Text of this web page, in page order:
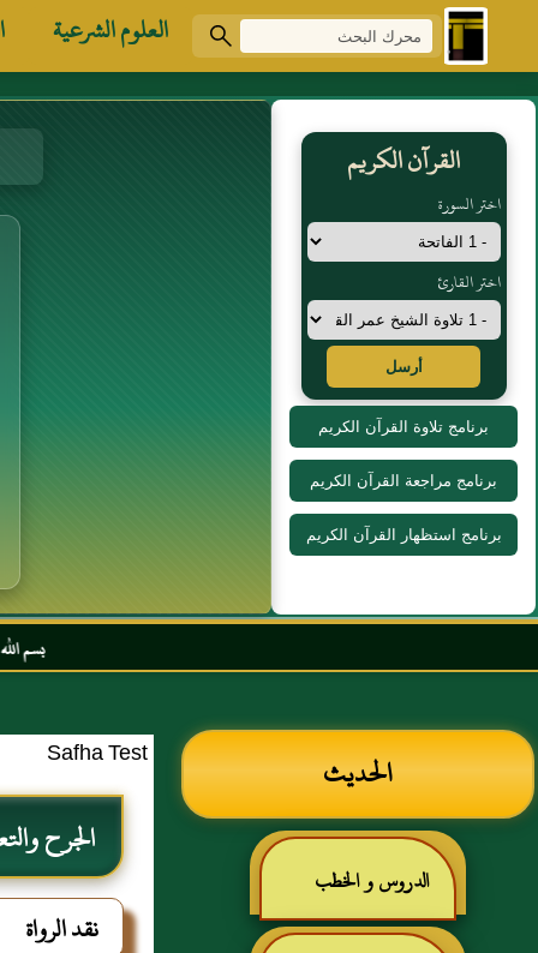
العلوم الشرعية
القرآن الكريم
اختر السورة
اختر القارئ
أرسل
برنامج تلاوة القرآن الكريم
برنامج مراجعة القرآن الكريم
برنامج استظهار القرآن الكريم
بسم الله الرحمن
الحديث
الدروس و الخطب
Safha Test
الجرح
نقد الرواة